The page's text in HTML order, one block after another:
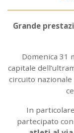
Grande
Domenica 31
capitale
circuito
In
partecipato